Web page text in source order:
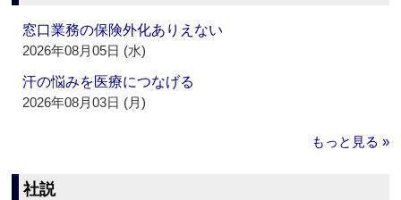
窓口業務の保険外化ありえない
2026年08月05日 (水)
汗の悩みを医療につなげる
2026年08月03日 (月)
もっと見る »
社説